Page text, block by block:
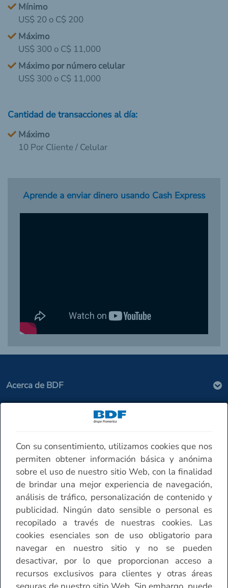
Mínimo
US$ 20 o C$ 200
Máximo
US$ 300 o C$ 11,000
Máximo por número celular
US$ 300 o C$ 11,000
Cantidad de transacciones al día:
Máximo
10 Por Cliente / Celular
Aprende a enviar dinero usando Cash Express
Con su consentimiento, utilizamos cookies que nos
permiten obtener información básica y anónima
sobre el uso de nuestro sitio Web, con la finalidad
de brindar una mejor experiencia de navegación,
análisis de tráfico, personalización de contenido y
publicidad. Ningún dato sensible o personal es
recopilado a través de nuestras cookies. Las
cookies esenciales son de uso obligatorio para
navegar en nuestro sitio y no se pueden
desactivar, por lo que proporcionan acceso a
recursos exclusivos para clientes y otras áreas
Acerca de BDF
Contáctenos
Horario de atención Sucursales
Otros